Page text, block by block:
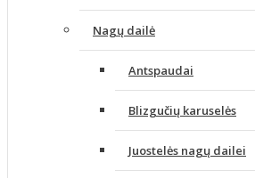
Nagų dailė
Antspaudai
Blizgučių karuselės
Juostelės nagų dailei